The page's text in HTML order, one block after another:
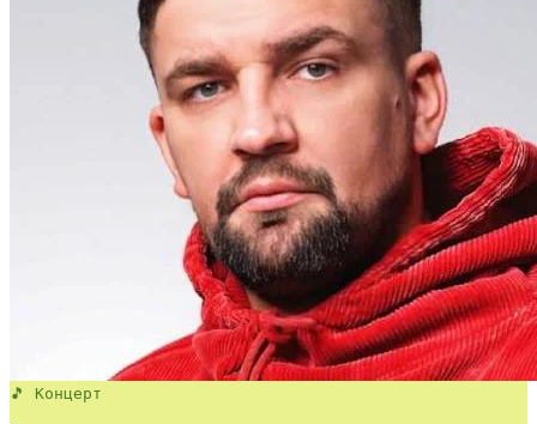
🎵 Концерт